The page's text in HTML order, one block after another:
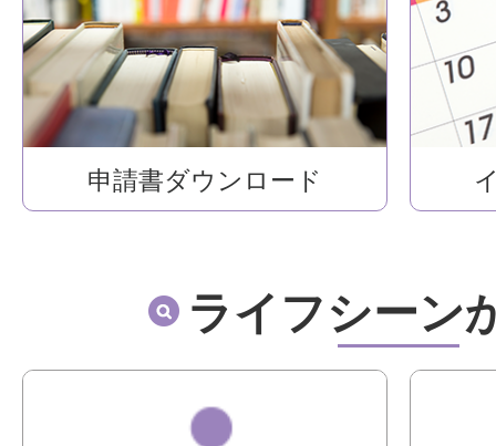
申請書ダウンロード
ライフシーン